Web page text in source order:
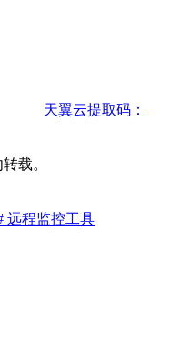
天翼云提取码：
载。
远程监控工具